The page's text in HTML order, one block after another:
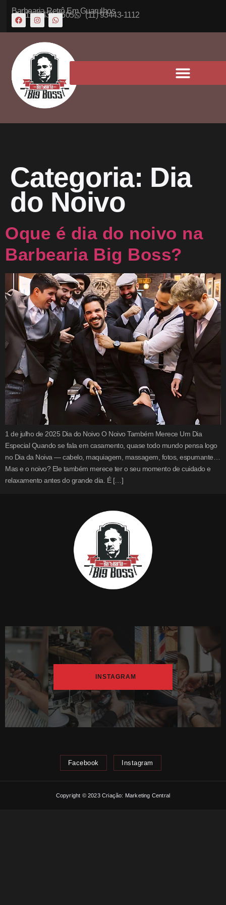
Barbearia Retrô Em Guarulhos
(11) 5430-6605 (11) 93443-1112
Categoria: Dia
do Noivo
Oque é dia do noivo na
Barbearia Big Boss?
1 de julho de 2025 Dia do Noivo O Noivo Também Merece Um Dia
Especial Quando se fala em casamento, quase todo mundo pensa logo
no Dia da Noiva — cabelo, maquiagem, massagem, fotos, espumante…
Mas e o noivo? Ele também merece ter o seu momento de cuidado e
relaxamento antes do grande dia. É […]
INSTAGRAM
Facebook Instagram
Copyright © 2023 Criação: Marketing Central